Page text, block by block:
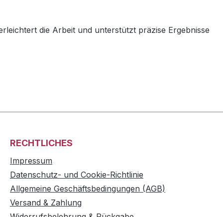
die Arbeit und unterstützt präzise Ergebnisse
RECHTLICHES
Impressum
Datenschutz- und Cookie-Richtlinie
Allgemeine Geschäftsbedingungen (AGB)
Versand & Zahlung